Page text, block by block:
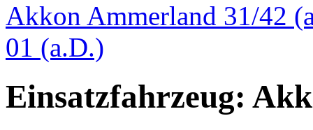
Akkon Ammerland 31/42
01 (a.D.)
Einsatzfahrzeug: